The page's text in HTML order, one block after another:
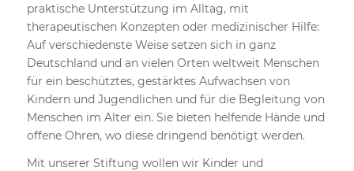
praktische Unterstützung im Alltag, mit
therapeutischen Konzepten oder medizinischer Hilfe:
Auf verschiedenste Weise setzen sich in ganz
Deutschland und an vielen Orten weltweit Menschen
für ein beschütztes, gestärktes Aufwachsen von
Kindern und Jugendlichen und für die Begleitung von
Menschen im Alter ein. Sie bieten helfende Hände und
offene Ohren, wo diese dringend benötigt werden.
Mit unserer Stiftung wollen wir Kinder und